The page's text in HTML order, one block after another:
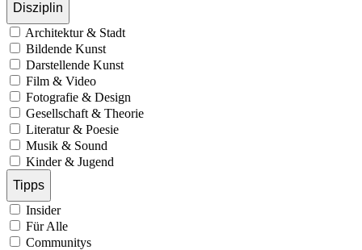
Disziplin
Architektur & Stadt
Bildende Kunst
Darstellende Kunst
Film & Video
Fotografie & Design
Gesellschaft & Theorie
Literatur & Poesie
Musik & Sound
Kinder & Jugend
Tipps
Insider
Für Alle
Communitys